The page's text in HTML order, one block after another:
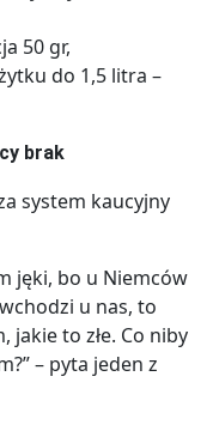
50 gr,
do 1,5 litra –
brak
system kaucyjny
jęki, bo u Niemców
u nas, to
jakie to złe. Co niby
– pyta jeden z